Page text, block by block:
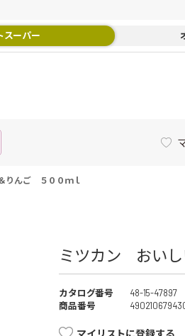
スーパー
りんご ５００ｍｌ
ミツカン おい
カタログ番号
48-15-47897
商品番号